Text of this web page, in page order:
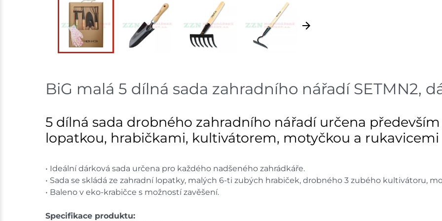
Nové Město
Velká Bíteš
dnů
BiG malá 5 dílná sada zahradního nářadí SETMN2,
5 dílná sada drobného zahradního nářadí určena
lopatkou, hrabičkami, kultivátorem, motyčkou a rukavicemi
• Ideální dárková sada určena pro každého nadšeného zahrádkáře.
• Sada se skládá ze zahradní lopatky, malých 6-ti zubých hrabiček, drobného 3 zubého kultivátoru,
• Baleno v eko-krabičce s možností zavěšení.
Specifikace produktu: